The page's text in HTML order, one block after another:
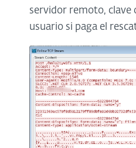
servidor remoto, clave
usuario si paga el